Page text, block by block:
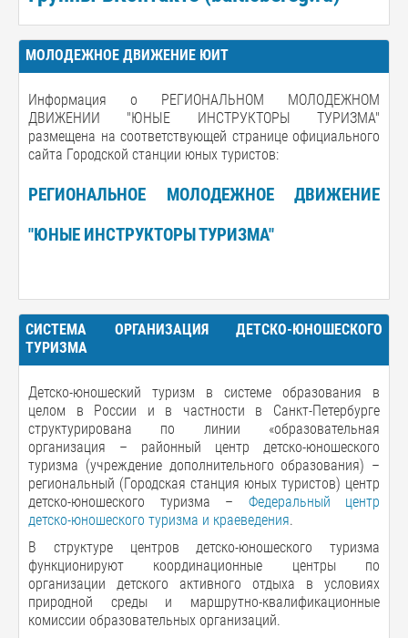
МОЛОДЕЖНОЕ ДВИЖЕНИЕ ЮИТ
Информация о РЕГИОНАЛЬНОМ МОЛОДЕЖНОМ
ДВИЖЕНИИ "ЮНЫЕ ИНСТРУКТОРЫ ТУРИЗМА"
размещена на соответствующей странице официального
сайта Городской станции юных туристов:
РЕГИОНАЛЬНОЕ МОЛОДЕЖНОЕ ДВИЖЕНИЕ
"ЮНЫЕ ИНСТРУКТОРЫ ТУРИЗМА"
СИСТЕМА ОРГАНИЗАЦИЯ ДЕТСКО-ЮНОШЕСКОГО
ТУРИЗМА
Детско-юношеский туризм в системе образования в
целом в России и в частности в Санкт-Петербурге
структурирована по линии «образовательная
организация – районный центр детско-юношеского
туризма (учреждение дополнительного образования) –
региональный (Городская станция юных туристов) центр
детско-юношеского туризма – Федеральный центр
детско-юношеского туризма и краеведения.
В структуре центров детско-юношеского туризма
функционируют координационные центры по
организации детского активного отдыха в условиях
природной среды и маршрутно-квалификационные
комиссии образовательных организаций.